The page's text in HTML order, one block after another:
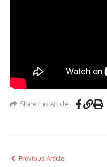
Share this Article
Previous Article